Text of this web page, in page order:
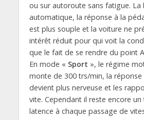
ou sur autoroute sans fatigue. La
automatique, la réponse à la
est plus souple et la voiture ne
intérêt réduit pour qui voit la
que le fait de se rendre du point
En mode « Sport », le régime
monte de 300 trs/min, la réponse
devient plus nerveuse et les
vite. Cependant il reste encore
latence à chaque passage de